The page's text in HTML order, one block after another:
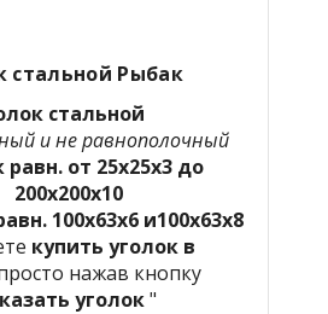
стальной Рыбак
стальной
и не равнополочный
равн. от 25х25х3 до
200х200х10
100х63х6 и100х63х8
купить уголок в
нажав кнопку
уголок"